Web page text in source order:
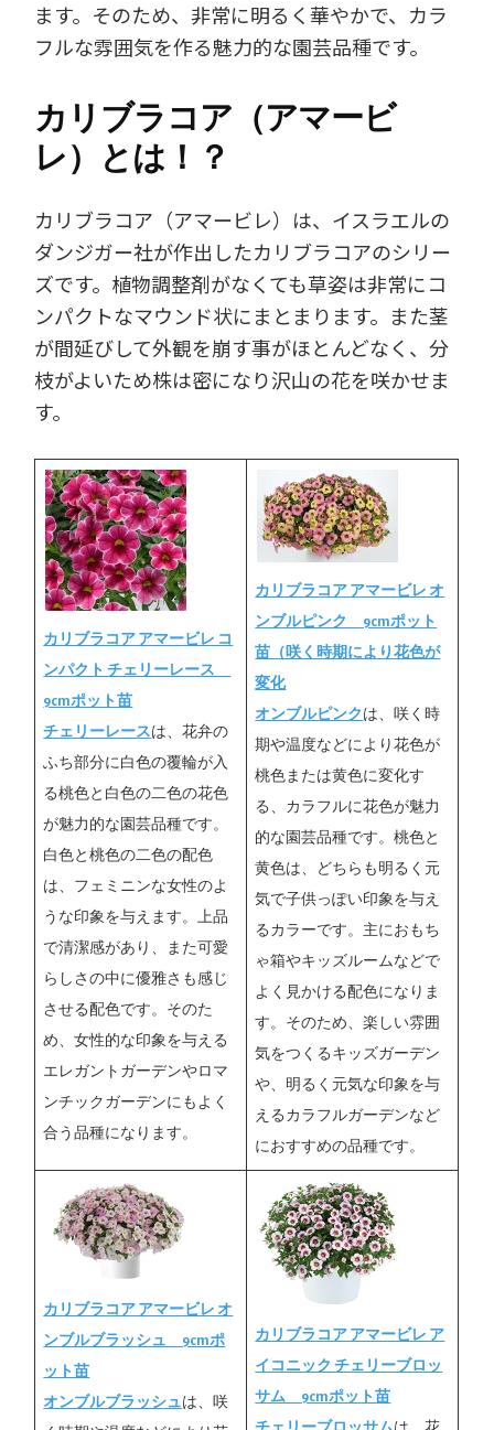
ます。そのため、非常に明るく華やかで、カラ
フルな雰囲気を作る魅力的な園芸品種です。
カリブラコア（アマービ
レ）とは！？
カリブラコア（アマービレ）は、イスラエルの
ダンジガー社が作出したカリブラコアのシリー
ズです。植物調整剤がなくても草姿は非常にコ
ンパクトなマウンド状にまとまります。また茎
が間延びして外観を崩す事がほとんどなく、分
枝がよいため株は密になり沢山の花を咲かせま
す。
カリブラコア アマービレ コ
ンパクト チェリーレース
9cmポット苗
チェリーレースは、花弁の
ふち部分に白色の覆輪が入
る桃色と白色の二色の花色
が魅力的な園芸品種です。
白色と桃色の二色の配色
は、フェミニンな女性のよ
うな印象を与えます。上品
で清潔感があり、また可愛
らしさの中に優雅さも感じ
させる配色です。そのた
め、女性的な印象を与える
エレガントガーデンやロマ
ンチックガーデンにもよく
合う品種になります。
カリブラコア アマービレ オ
ンブルピンク 9cmポット
苗（咲く時期により花色が
変化
オンブルピンク は、咲く時
期や温度などにより花色が
桃色または黄色に変化す
る、カラフルに花色が魅力
的な園芸品種です。桃色と
黄色は、どちらも明るく元
気で子供っぽい印象を与え
るカラーです。主におもち
ゃ箱やキッズルームなどで
よく見かける配色になりま
す。そのため、楽しい雰囲
気をつくるキッズガーデン
や、明るく元気な印象を与
えるカラフルガーデンなど
におすすめの品種です。
カリブラコア アマービレ オ
ンブルブラッシュ 9cmポ
ット苗
オンブルブラッシュは、咲
カリブラコア アマービレ ア
イコニック チェリーブロッ
サム 9cmポット苗